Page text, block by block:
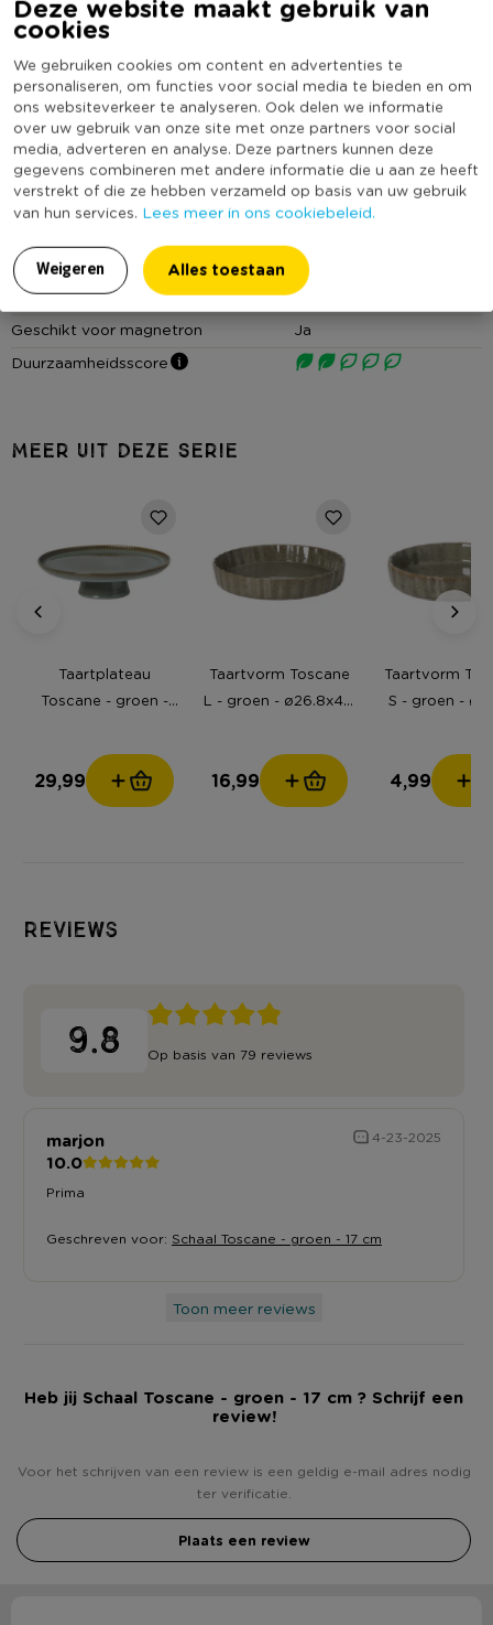
Deze website maakt gebruik van
cookies
We gebruiken cookies om content en advertenties te
personaliseren, om functies voor social media te bieden en om
ons websiteverkeer te analyseren. Ook delen we informatie
over uw gebruik van onze site met onze partners voor social
media, adverteren en analyse. Deze partners kunnen deze
gegevens combineren met andere informatie die u aan ze heeft
verstrekt of die ze hebben verzameld op basis van uw gebruik
van hun services. Lees meer in ons cookiebeleid.
Weigeren Alles toestaan
Dankzij het tijdloze design, natuurlijke uitstraling en de
duurzame materialen is deze schaal uit de Toscane collectie
een echte must-have voor elke keuken.
Reactive glaze
Dit product is voorzien van reactive glaze, een bijzonder type
glazuur dat wordt toegepast bij de productie van deze
aardewerk items. Het glazuur reageert op de chemische
samenstelling van het materiaal en de omgeving tijdens het
bakproces, waardoor elk item een unieke afwerking krijgt.
Tip:Mix en match met de andere kleuren en items uit de
Specificaties
Artikelnummer
042223
Online Only
Ja
Materiaal
Aardewerk
Kleur
Groen
Print
Effen
Met print
Nee
Vaatwasmachine bestendig
Ja
Geschikt voor magnetron
Ja
Duurzaamheidsscore
MEER UIT DEZE SERIE
Taartplateau
Toscane - groen -
29,99
Taartvorm Toscane
L - groen - ø26.8x4.5
16,99
Taartvorm
S - groen -
4,99
Reviews
9.8 Op basis van 79 reviews
marjon 4-23-2025
10.0
Prima
Geschreven voor: Schaal Toscane - groen - 17 cm
Toon meer reviews
Heb jij Schaal Toscane - groen - 17 cm ? Schrijf een
review!
Voor het schrijven van een review is een geldig e-mail adres nodig
ter verificatie.
Plaats een review